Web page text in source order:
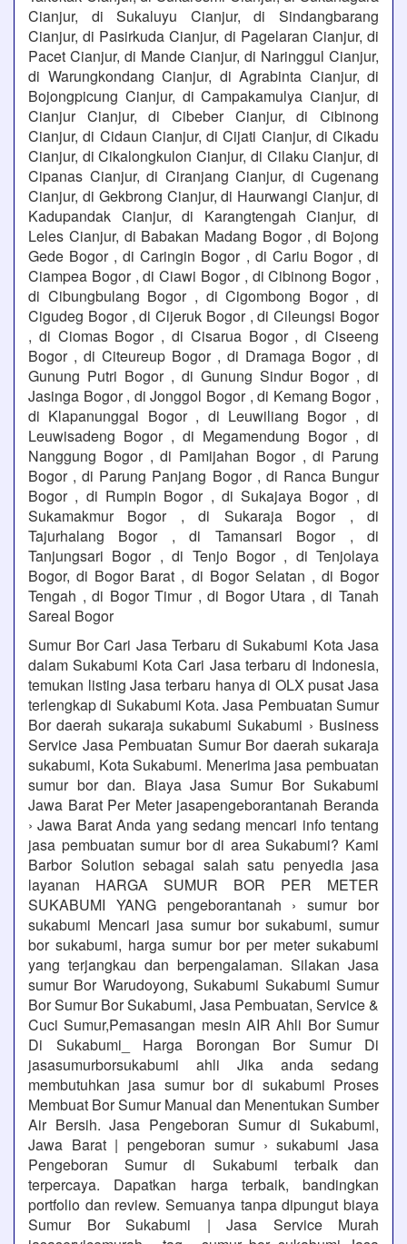
Cianjur, di Sukaluyu Cianjur, di Sindangbarang
Cianjur, di Pasirkuda Cianjur, di Pagelaran Cianjur, di
Pacet Cianjur, di Mande Cianjur, di Naringgul Cianjur,
di Warungkondang Cianjur, di Agrabinta Cianjur, di
Bojongpicung Cianjur, di Campakamulya Cianjur, di
Cianjur Cianjur, di Cibeber Cianjur, di Cibinong
Cianjur, di Cidaun Cianjur, di Cijati Cianjur, di Cikadu
Cianjur, di Cikalongkulon Cianjur, di Cilaku Cianjur, di
Cipanas Cianjur, di Ciranjang Cianjur, di Cugenang
Cianjur, di Gekbrong Cianjur, di Haurwangi Cianjur, di
Kadupandak Cianjur, di Karangtengah Cianjur, di
Leles Cianjur, di Babakan Madang Bogor , di Bojong
Gede Bogor , di Caringin Bogor , di Cariu Bogor , di
Ciampea Bogor , di Ciawi Bogor , di Cibinong Bogor ,
di Cibungbulang Bogor , di Cigombong Bogor , di
Cigudeg Bogor , di Cijeruk Bogor , di Cileungsi Bogor
, di Ciomas Bogor , di Cisarua Bogor , di Ciseeng
Bogor , di Citeureup Bogor , di Dramaga Bogor , di
Gunung Putri Bogor , di Gunung Sindur Bogor , di
Jasinga Bogor , di Jonggol Bogor , di Kemang Bogor ,
di Klapanunggal Bogor , di Leuwiliang Bogor , di
Leuwisadeng Bogor , di Megamendung Bogor , di
Nanggung Bogor , di Pamijahan Bogor , di Parung
Bogor , di Parung Panjang Bogor , di Ranca Bungur
Bogor , di Rumpin Bogor , di Sukajaya Bogor , di
Sukamakmur Bogor , di Sukaraja Bogor , di
Tajurhalang Bogor , di Tamansari Bogor , di
Tanjungsari Bogor , di Tenjo Bogor , di Tenjolaya
Bogor, di Bogor Barat , di Bogor Selatan , di Bogor
Tengah , di Bogor Timur , di Bogor Utara , di Tanah
Sareal Bogor
Sumur Bor Cari Jasa Terbaru di Sukabumi Kota Jasa
dalam Sukabumi Kota Cari Jasa terbaru di Indonesia,
temukan listing Jasa terbaru hanya di OLX pusat Jasa
terlengkap di Sukabumi Kota. Jasa Pembuatan Sumur
Bor daerah sukaraja sukabumi Sukabumi › Business
Service Jasa Pembuatan Sumur Bor daerah sukaraja
sukabumi, Kota Sukabumi. Menerima jasa pembuatan
sumur bor dan. Biaya Jasa Sumur Bor Sukabumi
Jawa Barat Per Meter jasapengeborantanah Beranda
› Jawa Barat Anda yang sedang mencari info tentang
jasa pembuatan sumur bor di area Sukabumi? Kami
Barbor Solution sebagai salah satu penyedia jasa
layanan HARGA SUMUR BOR PER METER
SUKABUMI YANG pengeborantanah › sumur bor
sukabumi Mencari jasa sumur bor sukabumi, sumur
bor sukabumi, harga sumur bor per meter sukabumi
yang terjangkau dan berpengalaman. Silakan Jasa
sumur Bor Warudoyong, Sukabumi Sukabumi Sumur
Bor Sumur Bor Sukabumi, Jasa Pembuatan, Service &
Cuci Sumur,Pemasangan mesin AIR Ahli Bor Sumur
Di Sukabumi_ Harga Borongan Bor Sumur Di
jasasumurborsukabumi ahli Jika anda sedang
membutuhkan jasa sumur bor di sukabumi Proses
Membuat Bor Sumur Manual dan Menentukan Sumber
Air Bersih. Jasa Pengeboran Sumur di Sukabumi,
Jawa Barat | pengeboran sumur › sukabumi Jasa
Pengeboran Sumur di Sukabumi terbaik dan
terpercaya. Dapatkan harga terbaik, bandingkan
portfolio dan review. Semuanya tanpa dipungut biaya
Sumur Bor Sukabumi | Jasa Service Murah